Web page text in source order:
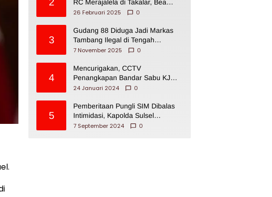
RC Merajalela di Takalar, Bea
Cukai Impoten
26 Februari 2025 0
3
Gudang 88 Diduga Jadi Markas
Tambang Ilegal di Tengah
Permukiman Warga Makassar
7 November 2025 0
4
Mencurigakan, CCTV
Penangkapan Bandar Sabu KJ
Disita Oknum BNNP Sulsel
24 Januari 2024 0
5
Pemberitaan Pungli SIM Dibalas
Intimidasi, Kapolda Sulsel
Dikecam PJI Sulsel
7 September 2024 0